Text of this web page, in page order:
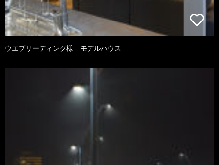
ウエブリーディング様 モデルハウス